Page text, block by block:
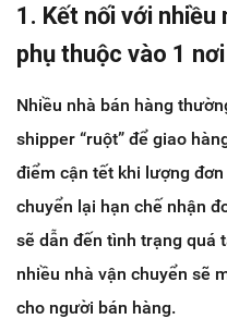
1. Kết nối với nhiều
phụ thuộc vào 1 nơi
Nhiều nhà bán hàng
shipper “ruột” để giao
điểm cận tết khi lượng
chuyển lại hạn chế nhận
sẽ dẫn đến tình trạng quá
nhiều nhà vận chuyển sẽ
cho người bán hàng.